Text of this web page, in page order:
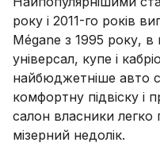
року і 2011-го років
Mégane з 1995 року, в
універсал, купе і
найбюджетніше авто
комфортну підвіску
салон власники
мізерний недолік.